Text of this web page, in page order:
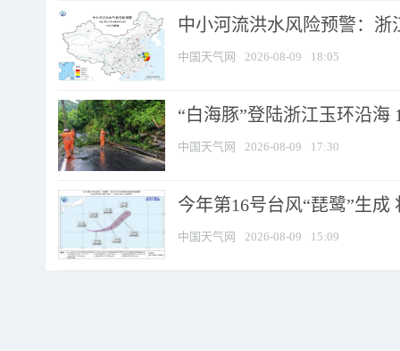
中小河流洪水风险预警：
中国天气网 2026-08-09 18:05
“白海豚”登陆浙江玉环沿海
中国天气网 2026-08-09 17:30
今年第16号台风“琵鹭”生
中国天气网 2026-08-09 15:09